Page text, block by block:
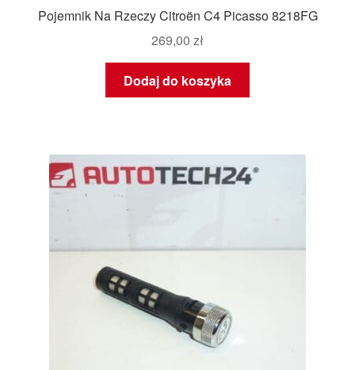
Pojemnik Na Rzeczy Citroën C4 Picasso 8218FG
269,00 zł
Dodaj do koszyka